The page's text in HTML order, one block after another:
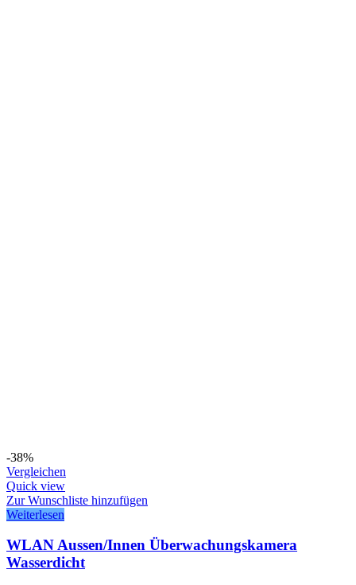
-38%
Vergleichen
Quick view
Zur Wunschliste hinzufügen
Weiterlesen
WLAN Aussen/Innen Überwachungskamera
Wasserdicht